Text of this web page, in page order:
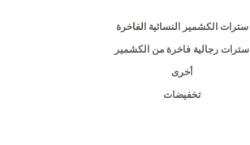
سترات الكشمير النسائية الفاخرة
سترات رجالية فاخرة من الكشمير
أخرى
تخفيضات